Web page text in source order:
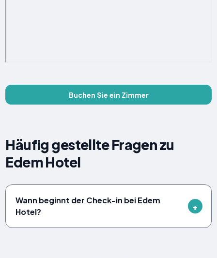
Buchen Sie ein Zimmer
Häufig gestellte Fragen zu
Edem Hotel
Wann beginnt der Check-in bei Edem
Hotel?